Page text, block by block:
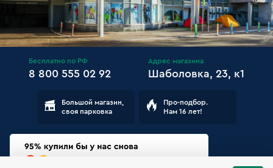
Бесплатно по РФ
8 800 555 02 92
Адрес магазина
Шаболовка, 23, к1
Большой магазин,
своя парковка
Про-подбор.
Нам 16 лет!